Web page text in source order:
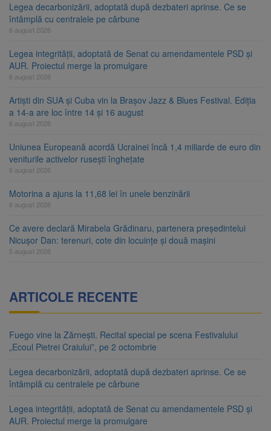
Legea decarbonizării, adoptată după dezbateri aprinse. Ce se
întâmplă cu centralele pe cărbune
6 august 2026
Legea integrității, adoptată de Senat cu amendamentele PSD și
AUR. Proiectul merge la promulgare
6 august 2026
Artiști din SUA și Cuba vin la Brașov Jazz & Blues Festival. Ediția
a 14-a are loc între 14 și 16 august
6 august 2026
Uniunea Europeană acordă Ucrainei încă 1,4 miliarde de euro din
veniturile activelor rusești înghețate
6 august 2026
Motorina a ajuns la 11,68 lei în unele benzinării
6 august 2026
Ce avere declară Mirabela Grădinaru, partenera președintelui
Nicușor Dan: terenuri, cote din locuințe și două mașini
5 august 2026
ARTICOLE RECENTE
Fuego vine la Zărnești. Recital special pe scena Festivalului
„Ecoul Pietrei Craiului”, pe 2 octombrie
Legea decarbonizării, adoptată după dezbateri aprinse. Ce se
întâmplă cu centralele pe cărbune
Legea integrității, adoptată de Senat cu amendamentele PSD și
AUR. Proiectul merge la promulgare